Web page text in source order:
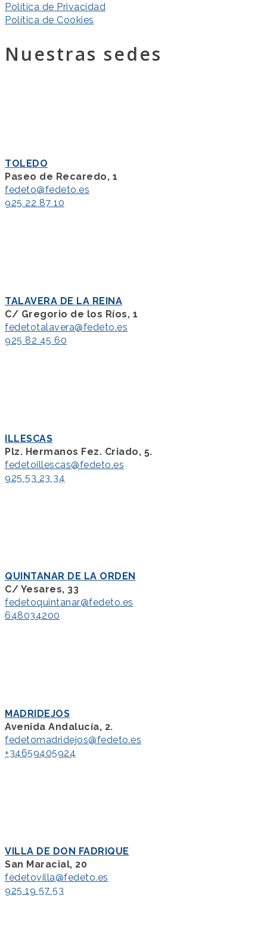
Política de Privacidad
Política de Cookies
Nuestras sedes
TOLEDO
Paseo de Recaredo, 1
fedeto@fedeto.es
925 22 87 10
TALAVERA DE LA REINA
C/ Gregorio de los Ríos, 1
fedetotalavera@fedeto.es
925 82 45 60
ILLESCAS
Plz. Hermanos Fez. Criado, 5.
fedetoillescas@fedeto.es
925 53 23 34
QUINTANAR DE LA ORDEN
C/ Yesares, 33
fedetoquintanar@fedeto.es
648034200
MADRIDEJOS
Avenida Andalucía, 2.
fedetomadridejos@fedeto.es
+34659405924
VILLA DE DON FADRIQUE
San Maracial, 20
fedetovilla@fedeto.es
925 19 57 53